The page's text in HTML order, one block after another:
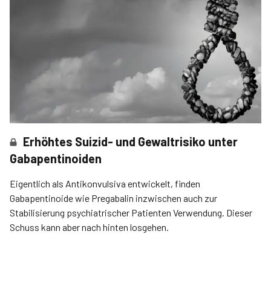
Erhöhtes Suizid- und Gewaltrisiko unter
Gabapentinoiden
Eigentlich als Antikonvulsiva entwickelt, finden
Gabapentinoide wie Pregabalin inzwischen auch zur
Stabilisierung psychiatrischer Patienten Verwendung. Dieser
Schuss kann aber nach hinten losgehen.